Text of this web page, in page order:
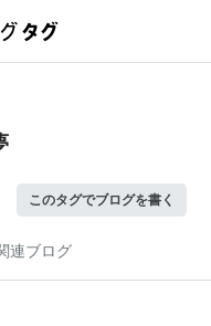
このタグでブログを書く
連ブログ